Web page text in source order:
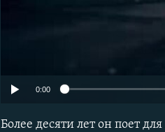
0:00
Более десяти лет он поет